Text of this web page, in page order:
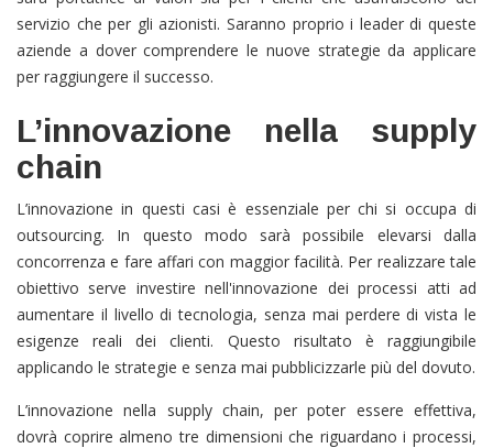
servizio che per gli azionisti. Saranno proprio i leader di queste
aziende a dover comprendere le nuove strategie da applicare
per raggiungere il successo.
L’innovazione nella supply
chain
L’innovazione in questi casi è essenziale per chi si occupa di
outsourcing. In questo modo sarà possibile elevarsi dalla
concorrenza e fare affari con maggior facilità. Per realizzare tale
obiettivo serve investire nell'innovazione dei processi atti ad
aumentare il livello di tecnologia, senza mai perdere di vista le
esigenze reali dei clienti. Questo risultato è raggiungibile
applicando le strategie e senza mai pubblicizzarle più del dovuto.
L’innovazione nella supply chain, per poter essere effettiva,
dovrà coprire almeno tre dimensioni che riguardano i processi,